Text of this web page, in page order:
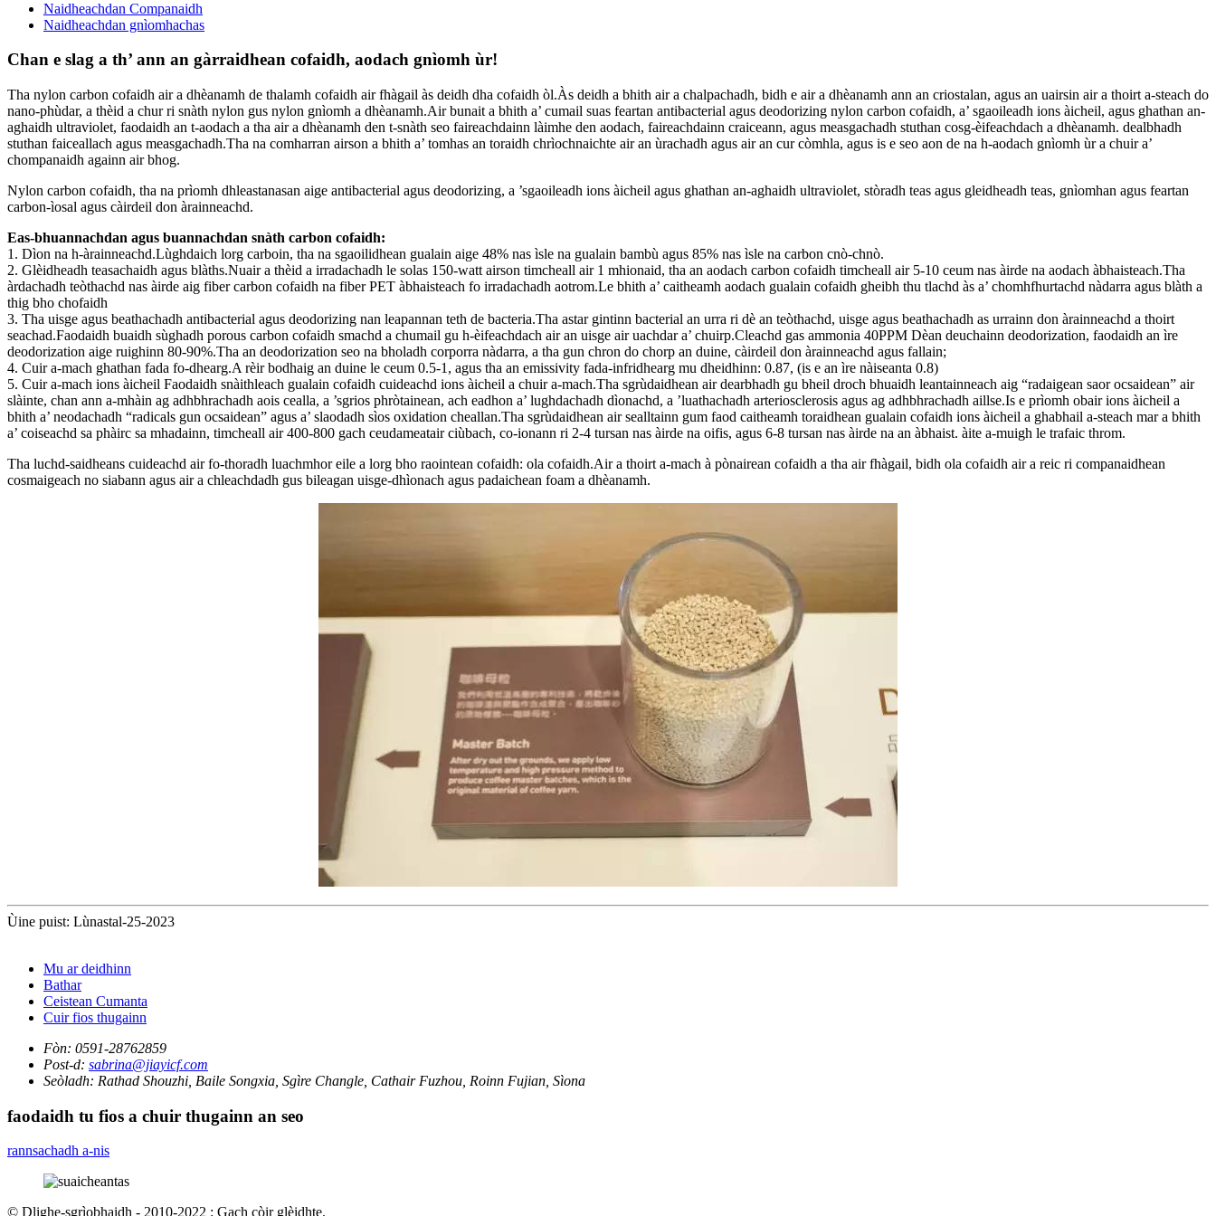
Naidheachdan Companaidh
Naidheachdan gnìomhachas
Chan e slag a th’ ann an gàrraidhean cofaidh, aodach gnìomh ùr!
Tha nylon carbon cofaidh air a dhèanamh de thalamh cofaidh air fhàgail às deidh dha cofaidh òl.Às deidh a bhith air a chalpachadh, bidh e air a dhèanamh ann an criostalan, agus an uairsin air a thoirt a-steach do
nano-phùdar, a thèid a chur ri snàth nylon gus nylon gnìomh a dhèanamh.Air bunait a bhith a’ cumail suas feartan antibacterial agus deodorizing nylon carbon cofaidh, a’ sgaoileadh ions àicheil, agus ghathan an-
aghaidh ultraviolet, faodaidh an t-aodach a tha air a dhèanamh den t-snàth seo faireachdainn làimhe den aodach, faireachdainn craiceann, agus measgachadh stuthan cosg-èifeachdach a dhèanamh. dealbhadh
stuthan faiceallach agus measgachadh.Tha na comharran airson a bhith a’ tomhas an toraidh chrìochnaichte air an ùrachadh agus air an cur còmhla, agus is e seo aon de na h-aodach gnìomh ùr a chuir a’
chompanaidh againn air bhog.
Nylon carbon cofaidh, tha na prìomh dhleastanasan aige antibacterial agus deodorizing, a ’sgaoileadh ions àicheil agus ghathan an-aghaidh ultraviolet, stòradh teas agus gleidheadh ​​​​teas, gnìomhan agus feartan
carbon-ìosal agus càirdeil don àrainneachd.
Eas-bhuannachdan agus buannachdan snàth carbon cofaidh:
1. Dìon na h-àrainneachd.Lùghdaich lorg carboin, tha na sgaoilidhean gualain aige 48% nas ìsle na gualain bambù agus 85% nas ìsle na carbon cnò-chnò.
2. Glèidheadh ​​​​teasachaidh agus blàths.Nuair a thèid a irradachadh le solas 150-watt airson timcheall air 1 mhionaid, tha an aodach carbon cofaidh timcheall air 5-10 ceum nas àirde na aodach àbhaisteach.Tha
àrdachadh teòthachd nas àirde aig fiber carbon cofaidh na fiber PET àbhaisteach fo irradachadh aotrom.Le bhith a’ caitheamh aodach gualain cofaidh gheibh thu tlachd às a’ chomhfhurtachd nàdarra agus blàth a
thig bho chofaidh
3. Tha uisge agus beathachadh antibacterial agus deodorizing nan leapannan teth de bacteria.Tha astar gintinn bacterial an urra ri dè an teòthachd, uisge agus beathachadh as urrainn don àrainneachd a thoirt
seachad.Faodaidh buaidh sùghadh porous carbon cofaidh smachd a chumail gu h-èifeachdach air an uisge air uachdar a’ chuirp.Cleachd gas ammonia 40PPM Dèan deuchainn deodorization, faodaidh an ìre
deodorization aige ruighinn 80-90%.Tha an deodorization seo na bholadh corporra nàdarra, a tha gun chron do chorp an duine, càirdeil don àrainneachd agus fallain;
4. Cuir a-mach ghathan fada fo-dhearg.A rèir bodhaig an duine le ceum 0.5-1, agus tha an emissivity fada-infridhearg mu dheidhinn: 0.87, (is e an ìre nàiseanta 0.8)
5. Cuir a-mach ions àicheil Faodaidh snàithleach gualain cofaidh cuideachd ions àicheil a chuir a-mach.Tha sgrùdaidhean air dearbhadh gu bheil droch bhuaidh leantainneach aig “radaigean saor ocsaidean” air
slàinte, chan ann a-mhàin ag adhbhrachadh aois cealla, a ’sgrios phròtainean, ach eadhon a’ lughdachadh dìonachd, a ’luathachadh arteriosclerosis agus ag adhbhrachadh aillse.Is e prìomh obair ions àicheil a
bhith a’ neodachadh “radicals gun ocsaidean” agus a’ slaodadh sìos oxidation cheallan.Tha sgrùdaidhean air sealltainn gum faod caitheamh toraidhean gualain cofaidh ions àicheil a ghabhail a-steach mar a bhith
a’ coiseachd sa phàirc sa mhadainn, timcheall air 400-800 gach ceudameatair ciùbach, co-ionann ri 2-4 tursan nas àirde na oifis, agus 6-8 tursan nas àirde na an àbhaist. àite a-muigh le trafaic throm.
Tha luchd-saidheans cuideachd air fo-thoradh luachmhor eile a lorg bho raointean cofaidh: ola cofaidh.Air a thoirt a-mach à pònairean cofaidh a tha air fhàgail, bidh ola cofaidh air a reic ri companaidhean
cosmaigeach no siabann agus air a chleachdadh gus bileagan uisge-dhìonach agus padaichean foam a dhèanamh.
Ùine puist: Lùnastal-25-2023
Mu ar deidhinn
Bathar
Ceistean Cumanta
Cuir fios thugainn
Fòn: 0591-28762859
Post-d: sabrina@jiayicf.com
Seòladh: Rathad Shouzhi, Baile Songxia, Sgìre Changle, Cathair Fuzhou, Roinn Fujian, Sìona
faodaidh tu fios a chuir thugainn an seo
rannsachadh a-nis
© Dlighe-sgrìobhaidh - 2010-2022 : Gach còir glèidhte.